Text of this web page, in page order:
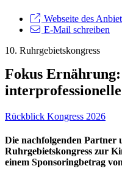
Webseite des
E-Mail schreiben
10. Ruhrgebietskongress
Fokus
Rückblick Kongress 2026
Die nachfolgenden Partner
Ruhrgebietskongress zur
einem Sponsoringbetrag